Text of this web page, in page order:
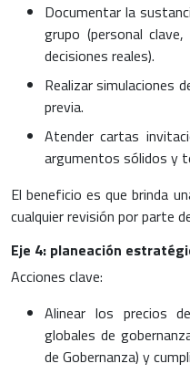
Documentar la
grupo (personal
decisiones reales).
Realizar simulaciones
previa.
Atender cartas
argumentos sólidos y
El beneficio es que brinda
cualquier revisión por parte
Eje 4: planeación
Acciones clave:
Alinear los precios
globales de
de Gobernanza) y